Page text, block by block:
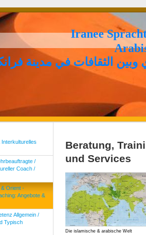
Iranee
الثقافات في مدينة
/
Coach /
& Orient -
Angebote &
Allgemein /
Typisch
Beratung,
und Services
Die islamische & arabische Welt